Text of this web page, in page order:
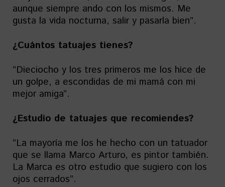
aunque siempre ando con los mismos. Me
gusta la vida nocturna, salir y pasarla bien”.
¿Cuántos tatuajes tienes?
“Dieciocho y los tres primeros me los hice de
un golpe, a escondidas de mi mamá con mi
mejor amiga”.
¿Estudio de tatuajes que recomiendes?
“La mayoría me los he hecho con un tatuador
que se llama Marco Arturo, es pintor también.
La Marca es otro estudio que sugiero con los
ojos cerrados”.